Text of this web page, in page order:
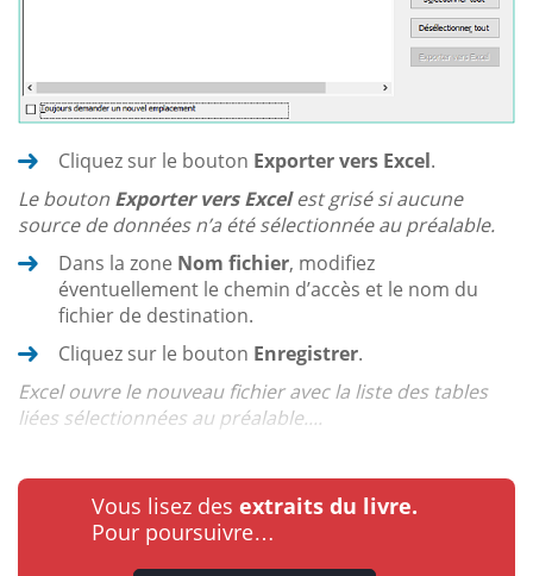
Cliquez sur le bouton Exporter vers Excel.
Le bouton Exporter vers Excelest grisé si aucune
source de données n’a été sélectionnée au préalable.
Dans la zone Nom fichier, modifiez
éventuellement le chemin d’accès et le nom du
fichier de destination.
Cliquez sur le bouton Enregistrer.
Excel ouvre le nouveau fichier avec la liste des tables
liées sélectionnées au préalable....
Vous lisez des extraits du livre.
Pour poursuivre…